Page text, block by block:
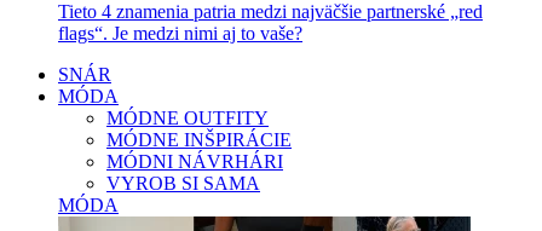
Tieto 4 znamenia patria medzi najväčšie partnerské „red
flags“. Je medzi nimi aj to vaše?
SNÁR
MÓDA
MÓDNE OUTFITY
MÓDNE INŠPIRÁCIE
MÓDNI NÁVRHÁRI
VYROB SI SAMA
MÓDA